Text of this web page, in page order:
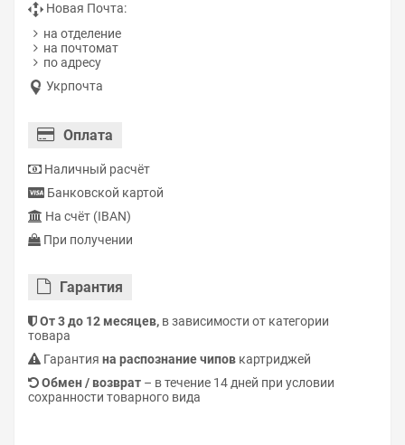
Новая Почта:
на отделение
на почтомат
по адресу
Укрпочта
Оплата
Наличный расчёт
Банковской картой
На счёт (IBAN)
При получении
Гарантия
От 3 до 12 месяцев, в зависимости от категории
товара
Гарантия на распознание чипов картриджей
Обмен / возврат – в течение 14 дней при условии
сохранности товарного вида